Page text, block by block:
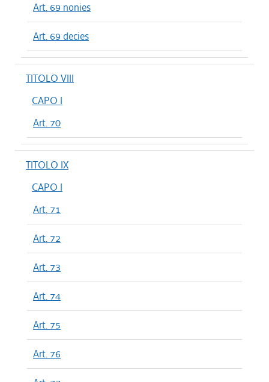
Art. 69 nonies
Art. 69 decies
TITOLO VIII
CAPO I
Art. 70
TITOLO IX
CAPO I
Art. 71
Art. 72
Art. 73
Art. 74
Art. 75
Art. 76